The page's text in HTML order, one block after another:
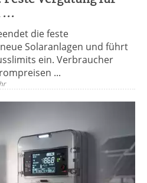
...
die feste
Solaranlagen und führt
ein. Verbraucher
...